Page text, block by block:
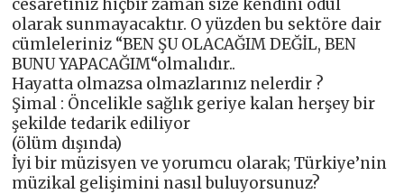
cesaretiniz hiçbir zaman size kendini ödül
olarak sunmayacaktır. O yüzden bu sektöre dair
cümleleriniz “BEN ŞU OLACAĞIM DEĞİL, BEN
BUNU YAPACAĞIM“olmalıdır..
Hayatta olmazsa olmazlarınız nelerdir ?
Şimal : Öncelikle sağlık geriye kalan herşey bir
şekilde tedarik ediliyor
(ölüm dışında)
İyi bir müzisyen ve yorumcu olarak; Türkiye’nin
müzikal gelişimini nasıl buluyorsunuz?